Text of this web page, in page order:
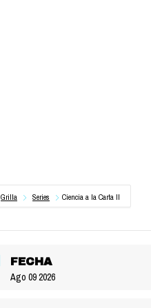
Grilla Series Ciencia a la Carta II
FECHA
Ago 09 2026